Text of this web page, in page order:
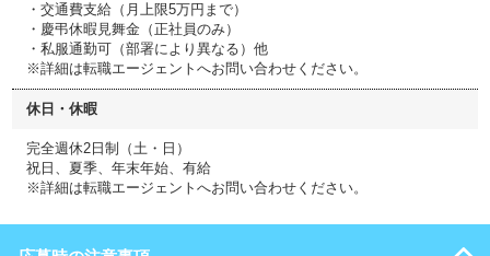
・交通費支給（月上限5万円まで）
・慶弔休暇見舞金（正社員のみ）
・私服通勤可（部署により異なる）他
※詳細は転職エージェントへお問い合わせください。
休日・休暇
完全週休2日制（土・日）
祝日、夏季、年末年始、有給
※詳細は転職エージェントへお問い合わせください。